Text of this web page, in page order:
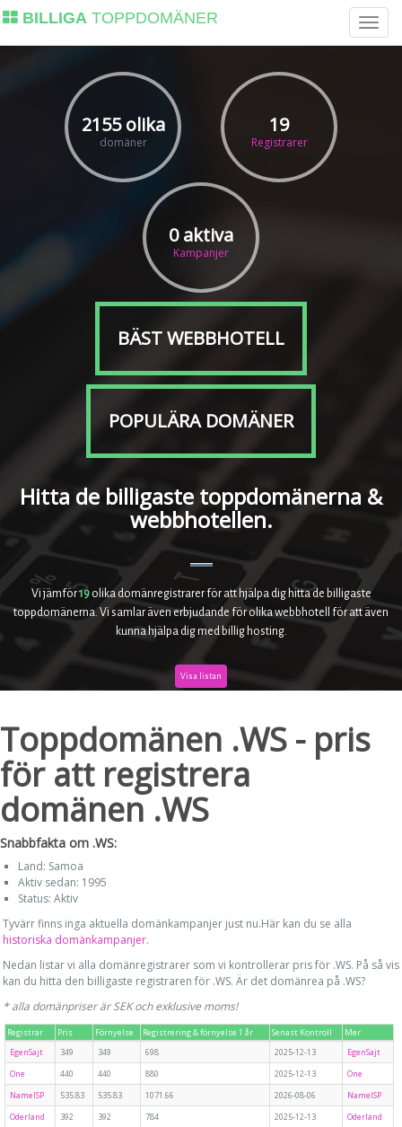
BILLIGA TOPPDOMÄNER
2155 olika
domäner
19
Registrarer
0 aktiva
Kampanjer
BÄST WEBBHOTELL
POPULÄRA DOMÄNER
Hitta de billigaste toppdomänerna &
webbhotellen.
Vi jämför19olika domänregistrarer för att hjälpa dig hitta de billigaste
toppdomänerna. Vi samlar även erbjudande för olika webbhotell för att även
kunna hjälpa dig med billig hosting.
Visa listan
Toppdomänen .WS - pris
för att registrera
domänen .WS
Snabbfakta om .WS:
Land: Samoa
Aktiv sedan: 1995
Status: Aktiv
Tyvärr finns inga aktuella domänkampanjer just nu.Här kan du se alla
historiska domänkampanjer.
Nedan listar vi alla domänregistrarer som vi kontrollerar pris för .WS. På så vis
kan du hitta den billigaste registraren för .WS. Är det domänrea på .WS?
* alla domänpriser är SEK och exklusive moms!
Registrar Pris Förnyelse Registrering & förnyelse 1 år Senast Kontroll
Mer
EgenSajt
349 349 698 2025-12-13
EgenSajt
One
440 440 880 2025-12-13
One
NameISP
535.83 535.83 1071.66 2026-08-06
NameISP
Oderland
392 392 784 2025-12-13
Oderland